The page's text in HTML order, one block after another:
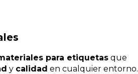
para etiquetas que
y calidad en cualquier entorno.